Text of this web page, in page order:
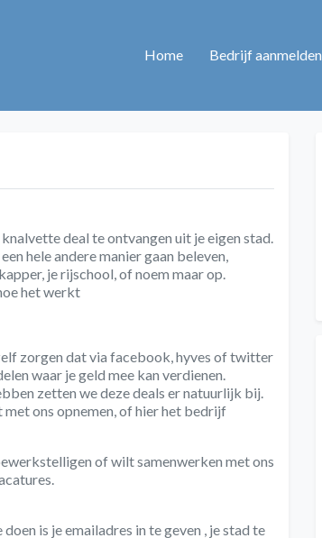
Home Bedrijf aanmelden
deal te ontvangen uit je eigen stad.
hele andere manier gaan beleven,
je rijschool, of noem maar op.
het werkt
zorgen dat via facebook, hyves of twitter
waar je geld mee kan verdienen.
zetten we deze deals er natuurlijk bij.
ons opnemen, of hier het bedrijf
of wilt samenwerken met ons
is je emailadres in te geven , je stad te